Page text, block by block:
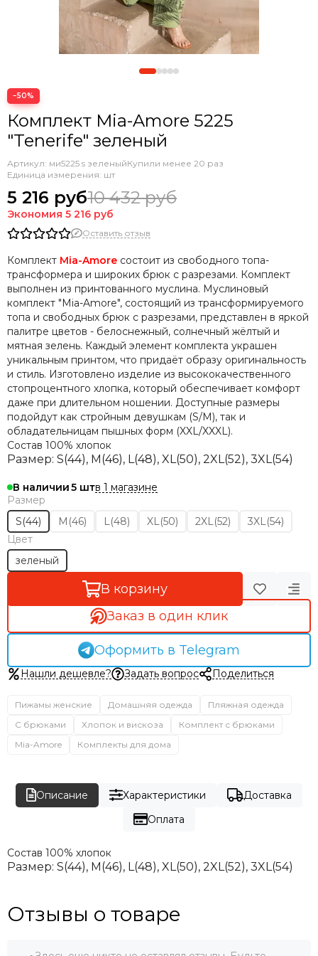
−50%
Комплект Mia-Amore 5225
"Tenerife" зеленый
Артикул: ми5225 s зеленыйКупили менее 20 раз
Единица измерения: шт
5 216 руб10 432 руб
Экономия 5 216 руб
Оставить отзыв
Комплект Mia-Amore состоит из свободного топа-
трансформера и широких брюк с разрезами. Комплект
выполнен из принтованного муслина. Муслиновый
комплект "Mia-Amore", состоящий из трансформируемого
топа и свободных брюк с разрезами, представлен в яркой
палитре цветов - белоснежный, солнечный жёлтый и
мятная зелень. Каждый элемент комплекта украшен
уникальным принтом, что придаёт образу оригинальность
и стиль. Изготовлено изделие из высококачественного
стопроцентного хлопка, который обеспечивает комфорт
даже при длительном ношении. Доступные размеры
подойдут как стройным девушкам (S/М), так и
обладательницам пышных форм (XXL/XXXL).
Состав 100% хлопок
Размер: S(44), M(46), L(48), XL(50), 2XL(52), 3XL(54)
В наличии5
в 1 магазине
Размер
S(44)
M(46) L(48) XL(50) 2XL(52)
3XL(54)
Цвет
зеленый
В корзину
Заказ в один клик
Оформить в Telegram
Нашли дешевле? Задать вопрос Поделиться
Пижамы женские Домашняя одежда
Пляжная одежда
С брюками
Хлопок и вискоза
Комплект с брюками
Mia-Amore
Комплекты для дома
Описание Характеристики
Доставка
Оплата
Состав 100% хлопок
Размер: S(44), M(46), L(48), XL(50), 2XL(52), 3XL(54)
Отзывы о товаре